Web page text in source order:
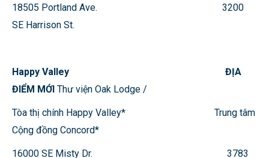
18505 Portland Ave. 3200
SE Harrison St.
Happy Valley ĐỊA
ĐIỂM MỚI Thư viện Oak Lodge /
Tòa thị chính Happy Valley* Trung tâm
Cộng đồng Concord*
16000 SE Misty Dr. 3783